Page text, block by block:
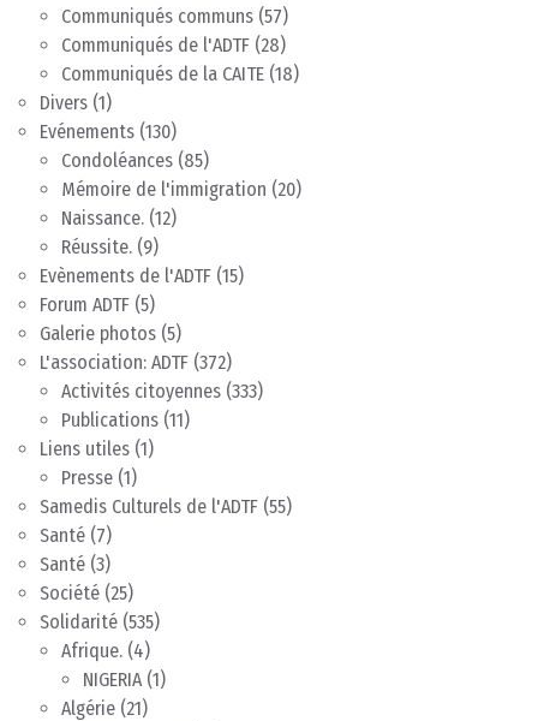
Communiqués communs (57)
Communiqués de l'ADTF (28)
Communiqués de la CAITE (18)
Divers (1)
Evénements (130)
Condoléances (85)
Mémoire de l'immigration (20)
Naissance. (12)
Réussite. (9)
Evènements de l'ADTF (15)
Forum ADTF (5)
Galerie photos (5)
L'association: ADTF (372)
Activités citoyennes (333)
Publications (11)
Liens utiles (1)
Presse (1)
Samedis Culturels de l'ADTF (55)
Santé (7)
Santé (3)
Société (25)
Solidarité (535)
Afrique. (4)
NIGERIA(1)
Algérie (21)